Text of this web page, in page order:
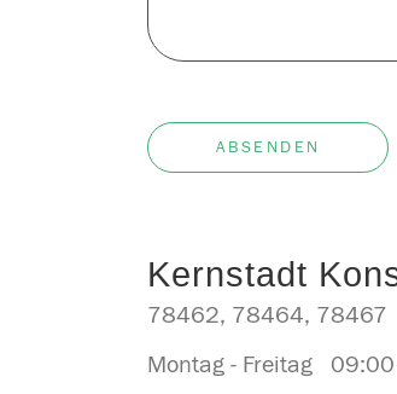
ABSENDEN
Kernstadt
78462, 78464, 78467
Montag - Freitag